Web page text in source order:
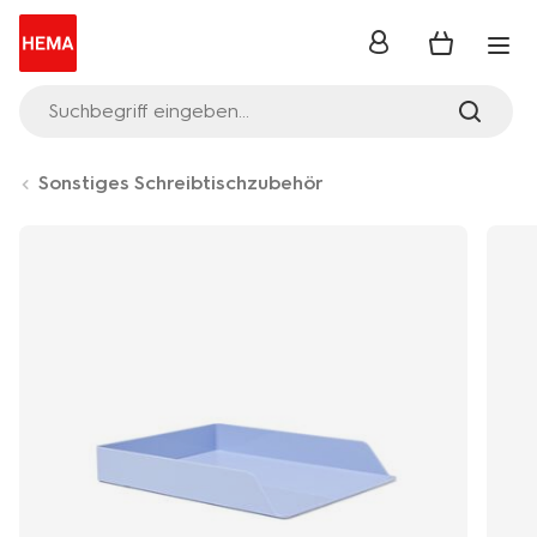
Suchbegriff eingeben...
Anmelden
Sonstiges Schreibtischzubehör